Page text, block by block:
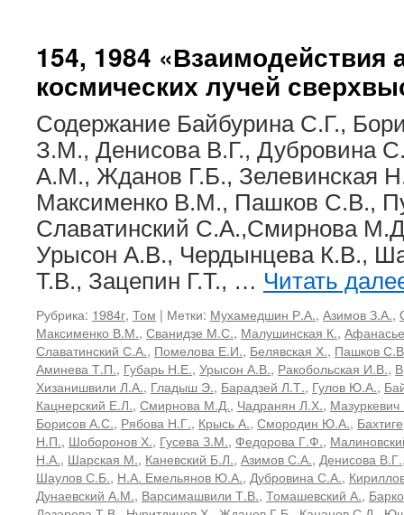
«Космические
лучи
и
ядерные
взаимодействия
высокой
энергии
154, 1984 «Взаимодействия
космических лучей
Содержание Байбурина С.Г.,
З.М., Денисова В.Г., Дубровина
А.М., Жданов Г.Б., Зелевинская
Максименко В.М., Пашков С.В.,
Славатинский С.А.,Смирнова
Урысон А.В., Чердынцева К.В.,
Т.В., Зацепин Г.Т., … Читать
Рубрика: 1984г, Том | Метки: Мухамедшин Р.А., Азимов З.А.,
Максименко В.М., Сванидзе М.С., Малушинская К.,
Славатинский С.А., Помелова Е.И., Белявская Х., Пашков
Аминева Т.П., Губарь Н.Е., Урысон А.В., Ракобольская И.В.,
Хизанишвили Л.А., Гладыш Э., Барадзей Л.Т., Гулов Ю.А.,
Кацнерский Е.Л., Смирнова М.Д., Чадранян Л.Х.,
Борисов А.С., Рябова Н.Г., Крысь А., Смородин Ю.А.,
Н.П., Шоборонов Х., Гусева З.М., Федорова Г.Ф.,
Н.А., Шарская М., Каневский Б.Л., Азимов С.А., Денисова В.Г.
Шаулов С.Б., Н.А. Емельянов Ю.А., Дубровина С.А.,
Дунаевский А.М., Варсимашвили Т.В., Томашевский А.,